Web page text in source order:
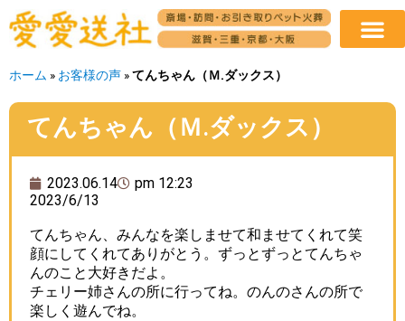
ホーム » お客様の声 »てんちゃん（Ｍ.ダックス）
てんちゃん（Ｍ.ダックス）
2023.06.14
pm 12:23
2023/6/13
てんちゃん、みんなを楽しませて和ませてくれて笑
顔にしてくれてありがとう。ずっとずっとてんちゃ
んのこと大好きだよ。
チェリー姉さんの所に行ってね。のんのさんの所で
楽しく遊んでね。